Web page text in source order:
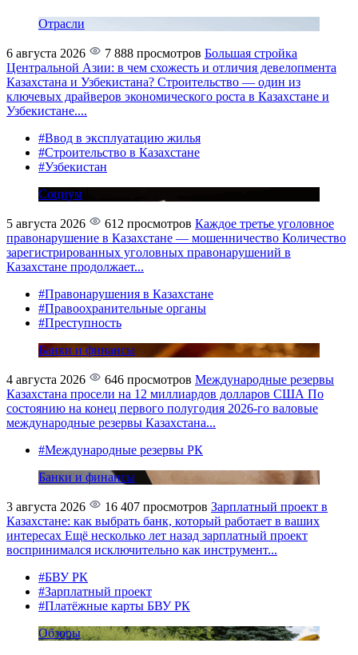
Отрасли
6 августа 2026 7 888 просмотров Большая стройка
Центральной Азии: в чем схожесть и отличия девелопмента
Казахстана и Узбекистана? Строительство — один из
ключевых драйверов экономического роста в Казахстане и
Узбекистане....
#Ввод в эксплуатацию жилья
#Строительство в Казахстане
#Узбекистан
Социум
5 августа 2026 612 просмотров Каждое третье уголовное
правонарушение в Казахстане — мошенничество Количество
зарегистрированных уголовных правонарушений в
Казахстане продолжает...
#Правонарушения в Казахстане
#Правоохранительные органы
#Преступность
Банки и финансы
4 августа 2026 646 просмотров Международные резервы
Казахстана просели на 12 миллиардов долларов США По
состоянию на конец первого полугодия 2026-го валовые
международные резервы Казахстана...
#Международные резервы РК
Банки и финансы
3 августа 2026 16 407 просмотров Зарплатный проект в
Казахстане: как выбрать банк, который работает в ваших
интересах Ещё несколько лет назад зарплатный проект
воспринимался исключительно как инструмент...
#БВУ РК
#Зарплатный проект
#Платёжные карты БВУ РК
Обзоры